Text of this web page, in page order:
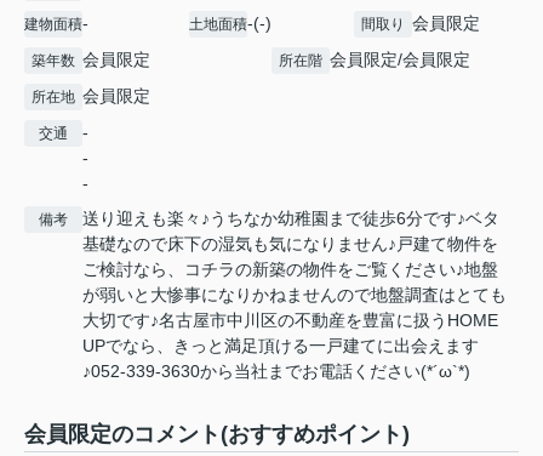
建物面積- 土地面積-(-) 間取り 会員限定
築年数 会員限定 所在階 会員限定/会員限定
所在地 会員限定
交通
-
-
-
備考
送り迎えも楽々♪うちなか幼稚園まで徒歩6分です♪ベタ
基礎なので床下の湿気も気になりません♪戸建て物件を
ご検討なら、コチラの新築の物件をご覧ください♪地盤
が弱いと大惨事になりかねませんので地盤調査はとても
大切です♪名古屋市中川区の不動産を豊富に扱うHOME
UPでなら、きっと満足頂ける一戸建てに出会えます
♪052-339-3630から当社までお電話ください(*´ω`*)
会員限定のコメント(おすすめポイント)